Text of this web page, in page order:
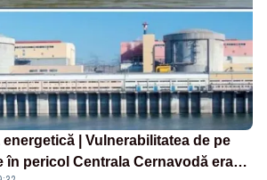
energetică | Vulnerabilitatea de pe
în pericol Centrala Cernavodă era